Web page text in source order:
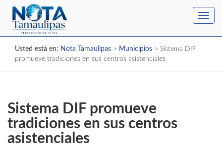
Usted está en: Nota Tamaulipas > Municipios > Sistema DIF
promueve tradiciones en sus centros asistenciales
Sistema DIF promueve
tradiciones en sus centros
asistenciales